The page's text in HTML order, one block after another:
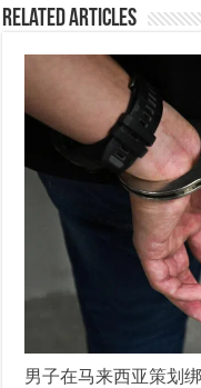
Related Articles
男子在马来西亚策划